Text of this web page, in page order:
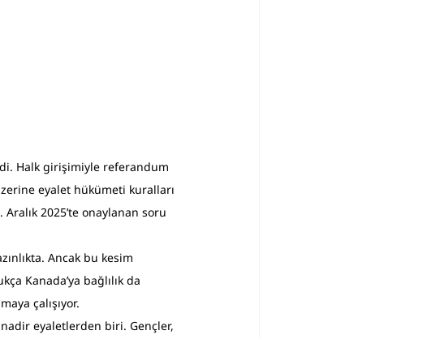
Halk girişimiyle referandum
eyalet hükümeti kuralları
2025’te onaylanan soru
Ancak bu kesim
Kanada’ya bağlılık da
çalışıyor.
eyaletlerden biri. Gençler,